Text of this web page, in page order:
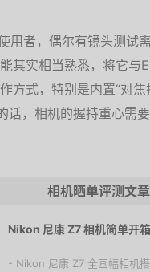
用者，偶尔有镜头测试
其实相当熟悉，将它与
方式，特别是内置“对
话，相机的握持重心需
相机晒单评测文
Nikon 尼康 Z7 相机简单开
- Nikon 尼康 Z7 全画幅相机